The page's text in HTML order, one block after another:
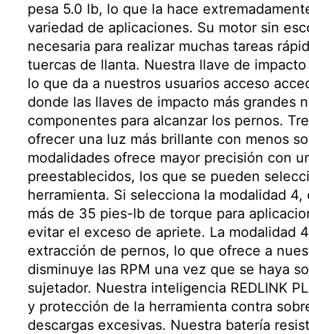
pesa 5.0 lb, lo que la hace
variedad de aplicaciones. Su motor sin
necesaria para realizar muchas tareas
tuercas de llanta. Nuestra llave de
lo que da a nuestros usuarios acceso
donde las llaves de impacto más grandes
componentes para alcanzar los pernos.
ofrecer una luz más brillante con menos
modalidades ofrece mayor precisión con
preestablecidos, los que se pueden
herramienta. Si selecciona la modalidad
más de 35 pies-lb de torque para
evitar el exceso de apriete. La modalidad
extracción de pernos, lo que ofrece a
disminuye las RPM una vez que se haya
sujetador. Nuestra inteligencia REDLINK
y protección de la herramienta contra
descargas excesivas. Nuestra batería